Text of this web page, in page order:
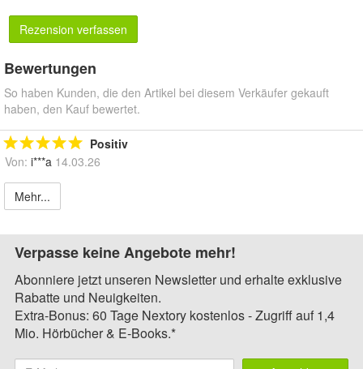
Rezension verfassen
Bewertungen
So haben Kunden, die den Artikel bei diesem Verkäufer gekauft
haben, den Kauf bewertet.
Positiv
Von: i***a 14.03.26
Mehr...
Verpasse keine Angebote mehr!
Abonniere jetzt unseren Newsletter und erhalte exklusive
Rabatte und Neuigkeiten.
Extra-Bonus: 60 Tage Nextory kostenlos - Zugriff auf 1,4
Mio. Hörbücher & E-Books.*